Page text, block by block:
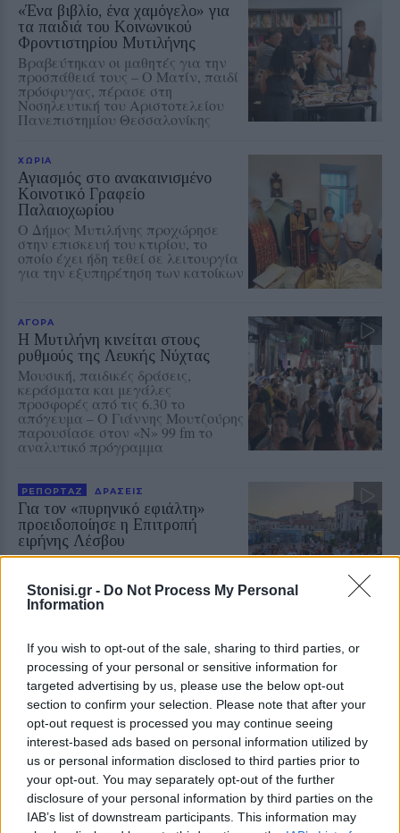
Stonisi.gr - Do Not Process My Personal
Information
If you wish to opt-out of the sale, sharing to third parties, or
processing of your personal or sensitive information for
targeted advertising by us, please use the below opt-out
section to confirm your selection. Please note that after your
opt-out request is processed you may continue seeing
interest-based ads based on personal information utilized by
us or personal information disclosed to third parties prior to
your opt-out. You may separately opt-out of the further
disclosure of your personal information by third parties on the
IAB’s list of downstream participants. This information may
«Ένα βιβλίο, ένα χαμόγελο» για
τα παιδιά του Κοινωνικού
Φροντιστηρίου Μυτιλήνης
Βραβεύτηκαν οι μαθητές για την
προσπάθειά τους – Ο Ματίν, παιδί
πρόσφυγας, πέρασε στη
Νοσηλευτική του Αριστοτελείου
Πανεπιστημίου Θεσσαλονίκης
ΧΩΡΙΑ
Αγιασμός στο ανακαινισμένο
Κοινοτικό Γραφείο
Παλαιοχωρίου
Ο Δήμος Μυτιλήνης προχώρησε
στην επισκευή του κτιρίου, το
οποίο έχει ήδη τεθεί σε λειτουργία
για την εξυπηρέτηση των κατοίκων
ΑΓΟΡΑ
Η Μυτιλήνη κινείται στους
ρυθμούς της Λευκής Νύχτας
Μουσική, παιδικές δράσεις,
κεράσματα και μεγάλες
προσφορές από τις 6.30 το
απόγευμα – Ο Γιάννης Μουτζούρης
παρουσίασε στον «Ν» 99 fm το
αναλυτικό πρόγραμμα
ΡΕΠΟΡΤΑΖ ΔΡΑΣΕΙΣ
Για τον «πυρηνικό εφιάλτη»
προειδοποίησε η Επιτροπή
ειρήνης Λέσβου
Μια συγκέντρωση γεμάτη
πόλεμο και την ειρήνη
ΜΥΤΙΛΗΝΗ
Δημόσιο «ευχαριστώ» της
ΔΕΥΑΛ στην Αστυνομία
Ιδιαίτερη αναφορά στην
Αστυνομική Διεύθυνση Λέσβου και
το Τμήμα Τροχαίας για τη βοήθεια
κατά τη διάρκεια των εργασιών
στην Ελευθερίου Βενιζέλου
ΤΟΥΡΙΣΜΟΣ
Πάνω από 65.000 Τούρκοι